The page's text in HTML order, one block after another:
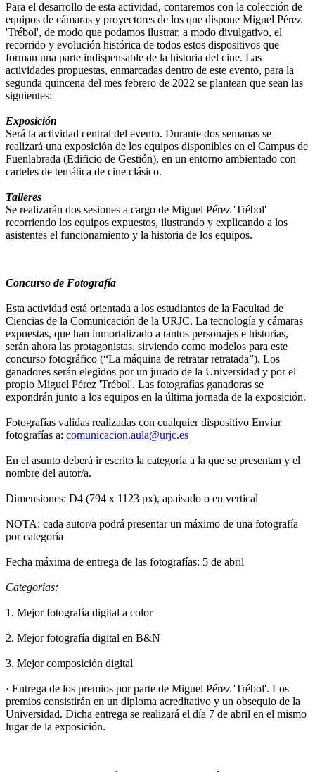
Para el desarrollo de esta actividad, contaremos con la colección de
equipos de cámaras y proyectores de los que dispone Miguel Pérez
'Trébol', de modo que podamos ilustrar, a modo divulgativo, el
recorrido y evolución histórica de todos estos dispositivos que
forman una parte indispensable de la historia del cine. Las
actividades propuestas, enmarcadas dentro de este evento, para la
segunda quincena del mes febrero de 2022 se plantean que sean las
siguientes:
Exposición
Será la actividad central del evento. Durante dos semanas se
realizará una exposición de los equipos disponibles en el Campus de
Fuenlabrada (Edificio de Gestión), en un entorno ambientado con
carteles de temática de cine clásico.
Talleres
Se realizarán dos sesiones a cargo de Miguel Pérez 'Trébol'
recorriendo los equipos expuestos, ilustrando y explicando a los
asistentes el funcionamiento y la historia de los equipos.
Concurso de Fotografía
Esta actividad está orientada a los estudiantes de la Facultad de
Ciencias de la Comunicación de la URJC. La tecnología y cámaras
expuestas, que han inmortalizado a tantos personajes e historias,
serán ahora las protagonistas, sirviendo como modelos para este
concurso fotográfico (“La máquina de retratar retratada”). Los
ganadores serán elegidos por un jurado de la Universidad y por el
propio Miguel Pérez 'Trébol'. Las fotografías ganadoras se
expondrán junto a los equipos en la última jornada de la exposición.
Fotografías validas realizadas con cualquier dispositivo Enviar
fotografías a: comunicacion.aula@urjc.es
En el asunto deberá ir escrito la categoría a la que se presentan y el
nombre del autor/a.
Dimensiones: D4 (794 x 1123 px), apaisado o en vertical
NOTA: cada autor/a podrá presentar un máximo de una fotografía
por categoría
Fecha máxima de entrega de las fotografías: 5 de abril
Categorías:
1. Mejor fotografía digital a color
2. Mejor fotografía digital en B&N
3. Mejor composición digital
· Entrega de los premios por parte de Miguel Pérez 'Trébol'. Los
premios consistirán en un diploma acreditativo y un obsequio de la
Universidad. Dicha entrega se realizará el día 7 de abril en el mismo
lugar de la exposición.